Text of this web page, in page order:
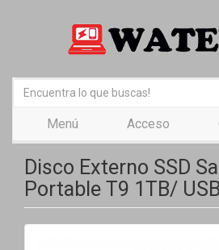
Menú Acceso
Disco Externo SSD
Portable T9 1TB/